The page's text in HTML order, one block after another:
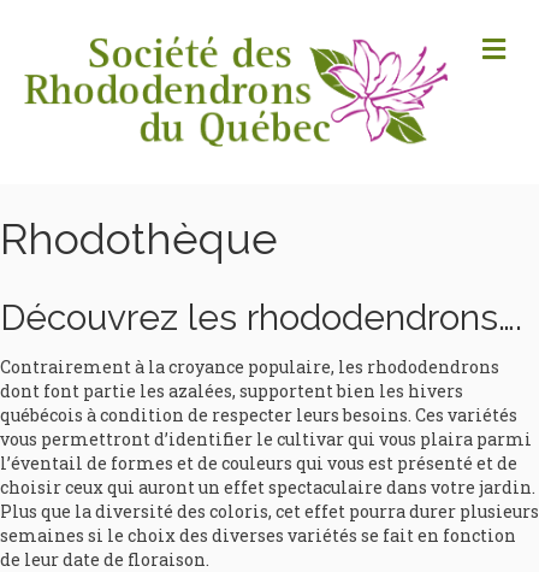
Rhodothèque
Découvrez les rhododendrons….
Contrairement à la croyance populaire, les rhododendrons
dont font partie les azalées, supportent bien les hivers
québécois à condition de respecter leurs besoins. Ces variétés
vous permettront d’identifier le cultivar qui vous plaira parmi
l’éventail de formes et de couleurs qui vous est présenté et de
choisir ceux qui auront un effet spectaculaire dans votre jardin.
Plus que la diversité des coloris, cet effet pourra durer plusieurs
semaines si le choix des diverses variétés se fait en fonction
de leur date de floraison.